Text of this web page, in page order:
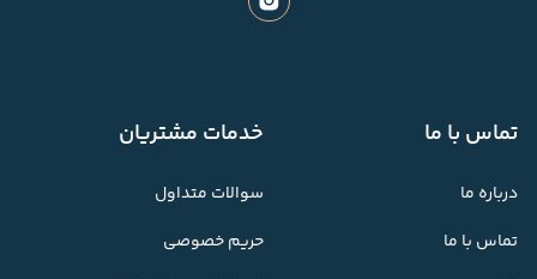
تماس با ما
درباره ما
تماس با ما
خدمات مشتریان
سوالات متداول
حریم خصوصی